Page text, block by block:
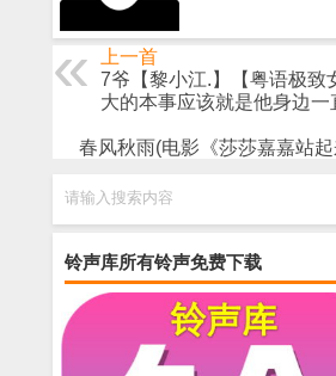
上一首
7爷【黎小江.】【粤语极致
大的本事应该就是他身边一
春风秋雨(电影《莎莎嘉嘉站
请输入搜索内容
铃声库所有铃声免费下载